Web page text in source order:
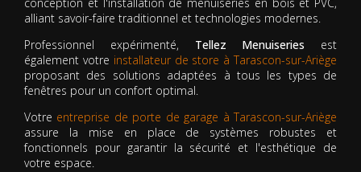
alliant savoir-faire traditionnel et technologies modernes.
Professionnel expérimenté, Tellez Menuiseries est
également votre installateur de store à Tarascon-sur-Ariège
proposant des solutions adaptées à tous les types de
fenêtres pour un confort optimal.
Votre entreprise de porte de garage à Tarascon-sur-Ariège
assure la mise en place de systèmes robustes et
fonctionnels pour garantir la sécurité et l'esthétique de
votre espace.